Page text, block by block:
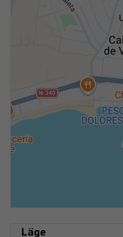
Läge